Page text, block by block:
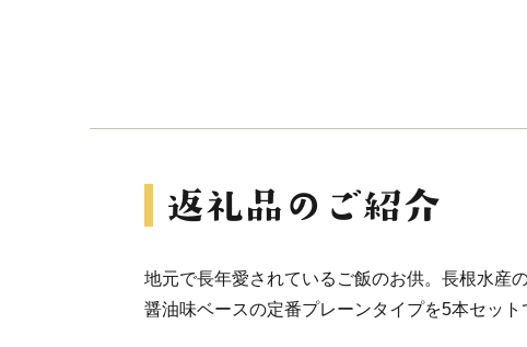
地元で長年愛されているご飯のお供。長根水産
醤油味ベースの定番プレーンタイプを5本セット